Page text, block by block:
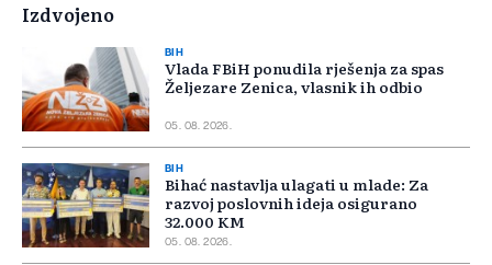
Izdvojeno
BIH
Vlada FBiH ponudila rješenja za spas
Željezare Zenica, vlasnik ih odbio
05. 08. 2026.
BIH
Bihać nastavlja ulagati u mlade: Za
razvoj poslovnih ideja osigurano
32.000 KM
05. 08. 2026.